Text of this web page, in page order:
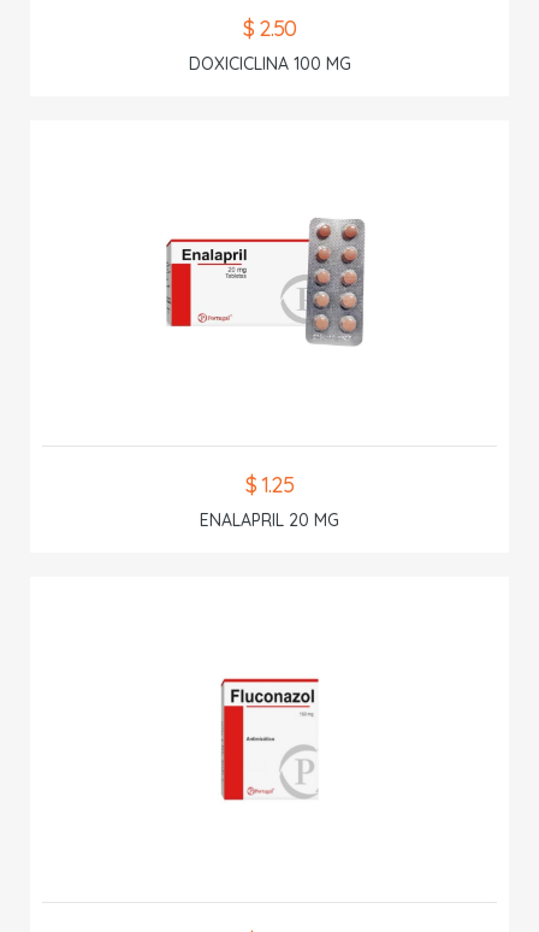
$ 2.50
DOXICICLINA 100 MG
$ 1.25
ENALAPRIL 20 MG